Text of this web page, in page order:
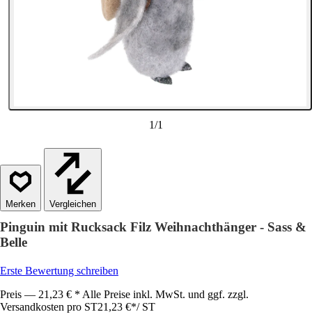
1/1
Vergleichen
Pinguin mit Rucksack Filz Weihnachthänger - Sass &
Belle
Erste Bewertung schreiben
Preis — 21,23 € * Alle Preise inkl. MwSt. und ggf. zzgl.
Versandkosten pro ST21,23 €*/ ST